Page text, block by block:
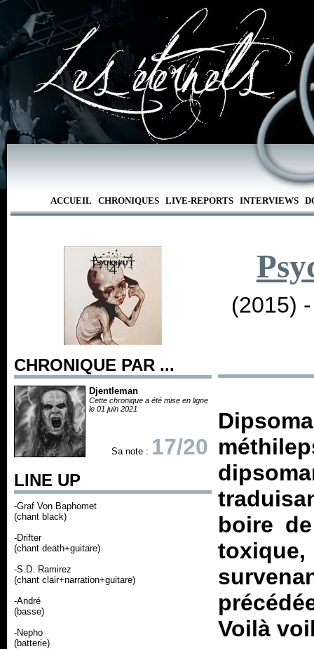
ACCUEIL CHRONIQUES LIVE-REPORTS INTERVIEWS
CHRONIQUE PAR ...
Djentleman
Cette chronique a été mise en ligne
le 01 juin 2021
Sa note : 17/20
LINE UP
-Graf Von Baphomet
(chant black)
-Drifter
(chant death+guitare)
-S.D. Ramirez
(chant clair+narration+guitare)
-André
(basse)
-Nepho
(batterie)
(2015)
boire
Voilà